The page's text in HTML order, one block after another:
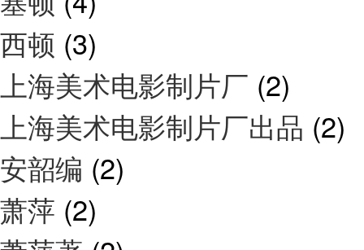
西顿 (3)
上海美术电影制片厂 (2)
上海美术电影制片厂出品 (2)
安韶编 (2)
萧萍 (2)